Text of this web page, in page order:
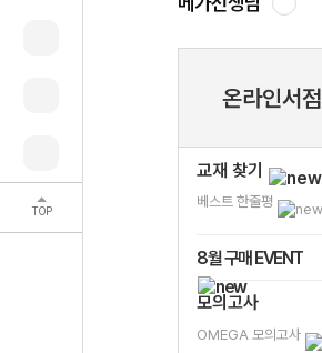
TOP
온라인서점
교재 찾기
베스트 한줄평
8월 구매 EVENT
모의고사
OMEGA 모의고사